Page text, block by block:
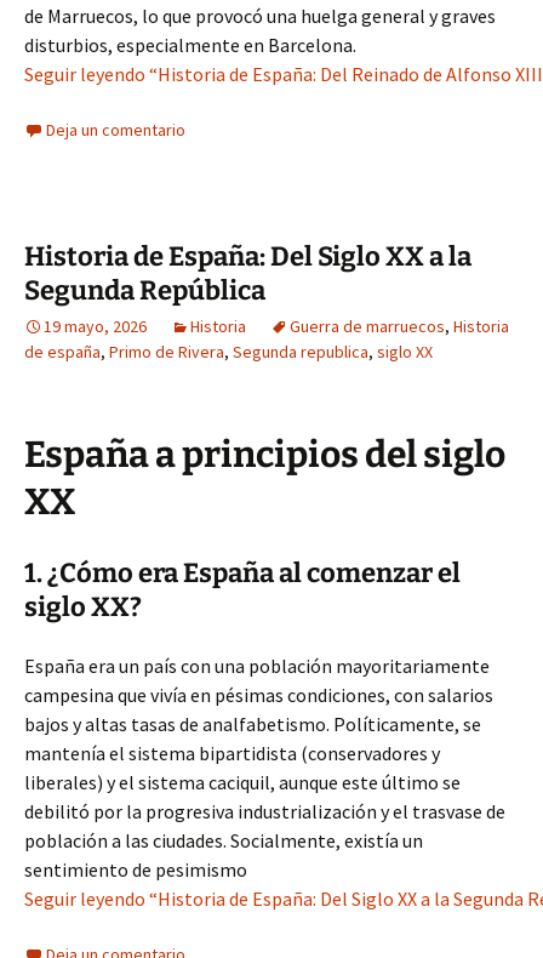
de Marruecos, lo que provocó una huelga general y graves
disturbios, especialmente en Barcelona.
Seguir leyendo “Historia de España: Del Reinado de Alfonso
Deja un comentario
Historia de España: Del Siglo XX a la
Segunda República
19 mayo, 2026 Historia Guerra de marruecos, Historia
de españa, Primo de Rivera, Segunda republica, siglo XX
España a principios del siglo
XX
1. ¿Cómo era España al comenzar el
siglo XX?
España era un país con una población mayoritariamente
campesina que vivía en pésimas condiciones, con salarios
bajos y altas tasas de analfabetismo. Políticamente, se
mantenía el sistema bipartidista (conservadores y
liberales) y el sistema caciquil, aunque este último se
debilitó por la progresiva industrialización y el trasvase de
población a las ciudades. Socialmente, existía un
sentimiento de pesimismo
Seguir leyendo “Historia de España: Del Siglo XX a la Segunda